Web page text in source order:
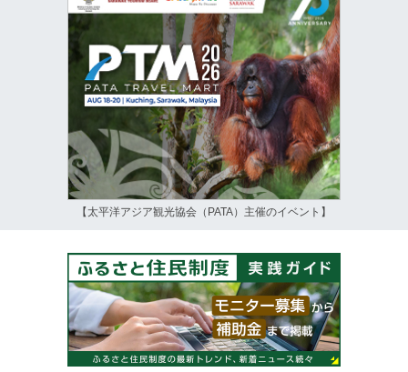
【太平洋アジア観光協会（PATA）主催のイベント】